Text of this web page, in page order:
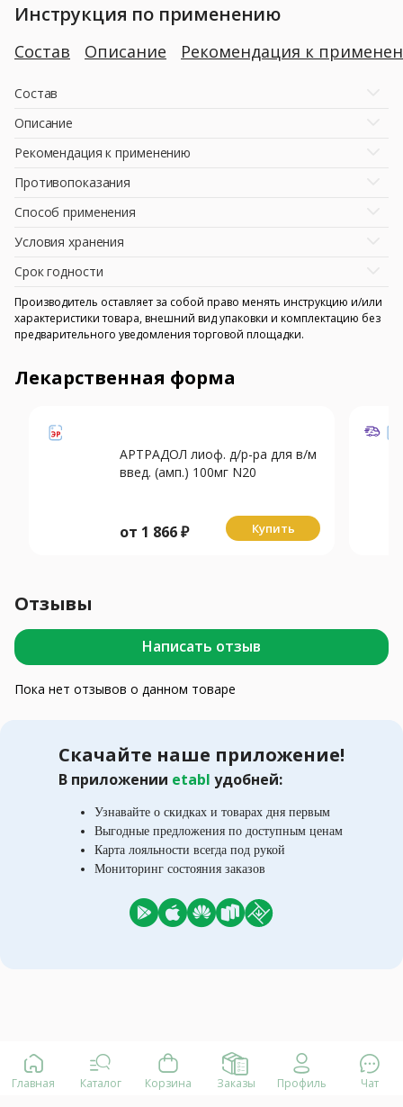
Инструкция по применению
Состав Описание Рекомендация к
Состав
Описание
Рекомендация к применению
Противопоказания
Способ применения
Условия хранения
Срок годности
Производитель оставляет за собой право менять инструкцию и/или
характеристики товара, внешний вид упаковки и комплектацию без
предварительного уведомления торговой площадки.
Лекарственная форма
АРТРАДОЛ лиоф. д/р-ра для в/м
введ. (амп.) 100мг N20
от 1 866₽ Купить
Отзывы
Написать отзыв
Пока нет отзывов о данном товаре
Скачайте наше приложение!
В приложении etabl удобней:
Узнавайте о скидках и товарах дня первым
Выгодные предложения по доступным ценам
Карта лояльности всегда под рукой
Мониторинг состояния заказов
Главная Каталог Корзина Заказы Профиль Чат